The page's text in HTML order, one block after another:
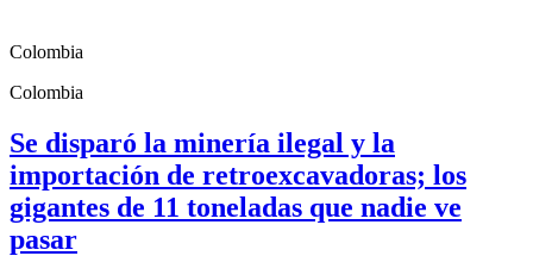
Colombia
Colombia
Se disparó la minería ilegal y la
importación de retroexcavadoras; los
gigantes de 11 toneladas que nadie ve
pasar